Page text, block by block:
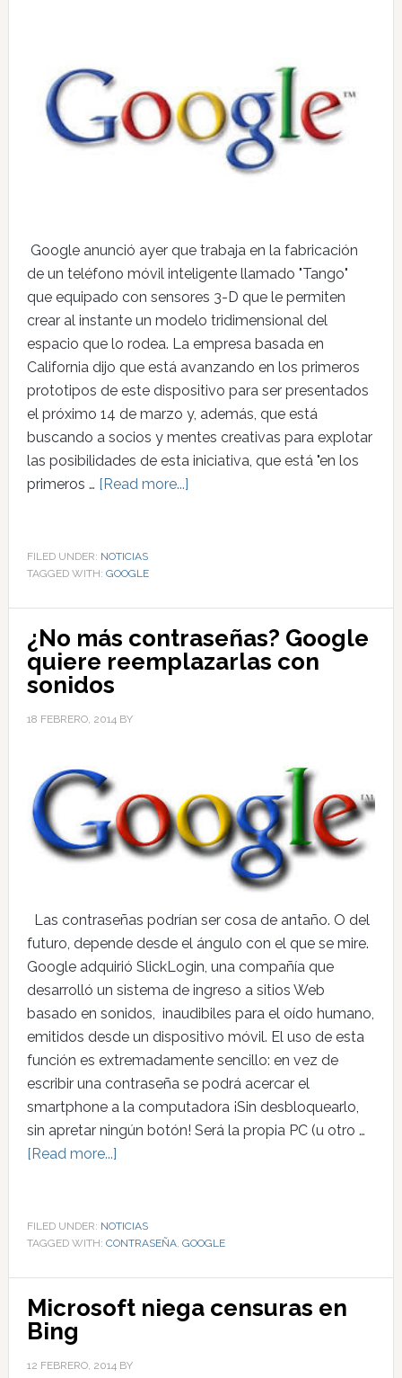
Google anunció ayer que trabaja en la fabricación
de un teléfono móvil inteligente llamado "Tango"
que equipado con sensores 3-D que le permiten
crear al instante un modelo tridimensional del
espacio que lo rodea. La empresa basada en
California dijo que está avanzando en los primeros
prototipos de este dispositivo para ser presentados
el próximo 14 de marzo y, además, que está
buscando a socios y mentes creativas para explotar
las posibilidades de esta iniciativa, que está "en los
primeros … [Read more...]
FILED UNDER: NOTICIAS
TAGGED WITH: GOOGLE
¿No más contraseñas? Google
quiere reemplazarlas con
sonidos
18 FEBRERO, 2014 BY
Las contraseñas podrían ser cosa de antaño. O del
futuro, depende desde el ángulo con el que se mire.
Google adquirió SlickLogin, una compañía que
desarrolló un sistema de ingreso a sitios Web
basado en sonidos, inaudibiles para el oído humano,
emitidos desde un dispositivo móvil. El uso de esta
función es extremadamente sencillo: en vez de
escribir una contraseña se podrá acercar el
smartphone a la computadora ¡Sin desbloquearlo,
sin apretar ningún botón! Será la propia PC (u otro …
[Read more...]
FILED UNDER: NOTICIAS
TAGGED WITH: CONTRASEÑA, GOOGLE
Microsoft niega censuras en
Bing
12 FEBRERO, 2014BY